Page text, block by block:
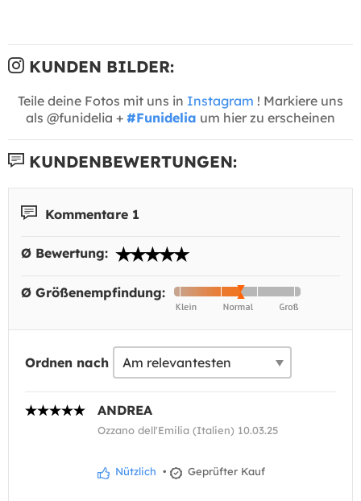
KUNDEN BILDER:
Teile deine Fotos mit uns in Instagram ! Markiere uns
als @funidelia + #Funidelia um hier zu erscheinen
KUNDENBEWERTUNGEN:
Kommentare 1
Ø Bewertung:
Ø Größenempfindung:
Ordnen nach
ANDREA
Ozzano dell'Emilia (Italien) 10.03.25
Nützlich • Geprüfter Kauf